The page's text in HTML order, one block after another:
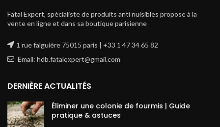
Fatal Expert, spécialiste de produits anti nuisibles propose à la
vente en ligne et dans sa boutique parisienne
1 rue falguière 75015 paris | +33 1 47 34 65 82
Email: hdb.fatalexpert@gmail.com
DERNIÈRE ACTUALITÉS
Éliminer une colonie de fourmis | Guide
pratique & astuces